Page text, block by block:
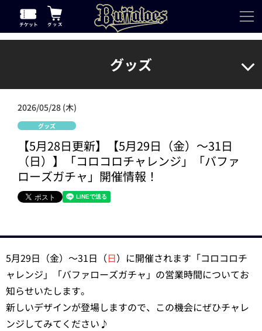
グッズ
2026/05/28 (木)
グッズ
【5月28日更新】【5月29日（金）～31日
（日）】「コロコロチャレンジ」「バファ
ローズガチャ」開催情報！
5月29日（金）～31日（日）に開催されます「コロコロチ
ャレンジ」「バファローズガチャ」の営業時間についてお
知らせいたします。
新しいデザインが登場しますので、この機会にぜひチャレ
ンジしてみてください♪